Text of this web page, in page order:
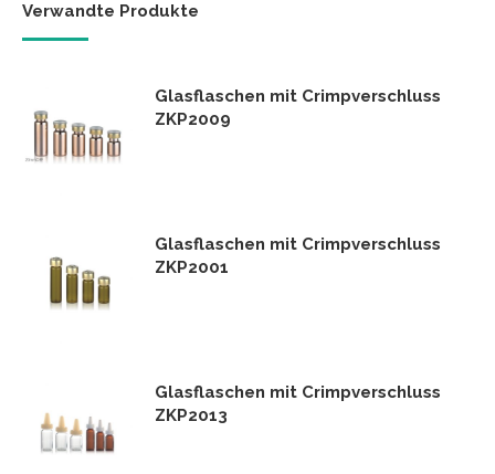
Verwandte Produkte
Glasflaschen mit Crimpverschluss
ZKP2009
Glasflaschen mit Crimpverschluss
ZKP2001
Glasflaschen mit Crimpverschluss
ZKP2013